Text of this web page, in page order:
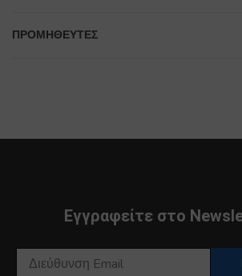
ΠΡΟΜΗΘΕΥΤΕΣ
Εγγραφείτε στο